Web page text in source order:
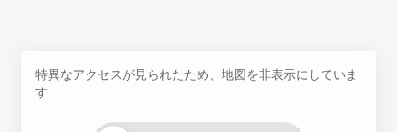
特異なアクセスが見られたため、地図を非表示にしていま
す